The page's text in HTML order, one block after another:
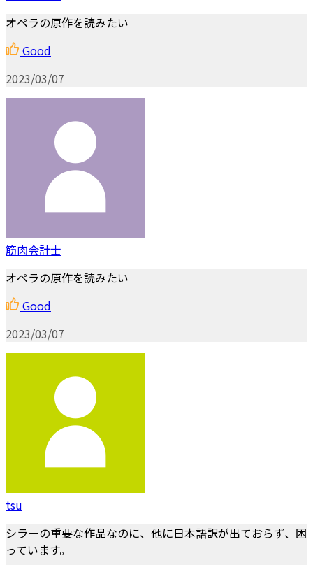
オペラの原作を読みたい
Good
2023/03/07
筋肉会計士
オペラの原作を読みたい
Good
2023/03/07
tsu
シラーの重要な作品なのに、他に日本語訳が出ておらず、困
っています。